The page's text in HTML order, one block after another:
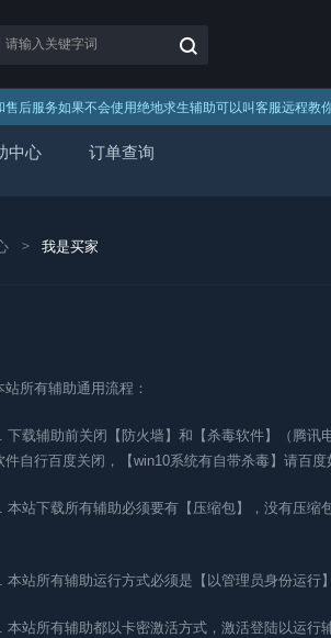
后服务如果不会使用绝地求生辅助可以叫客服远程教
中心 订单查询
我是买家
站所有辅助通用流程：
下载辅助前关闭【防火墙】和【杀毒软件】（腾讯
件自行百度关闭，【win10系统有自带杀毒】请百度
本站下载所有辅助必须要有【压缩包】，没有压
本站所有辅助运行方式必须是【以管理员身份运行】
本站所有辅助都以卡密激活方式，激活登陆以运